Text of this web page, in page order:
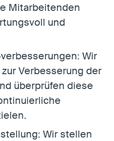
Mitarbeitenden
und
Wir
Verbesserung der
überprüfen diese
Wir stellen